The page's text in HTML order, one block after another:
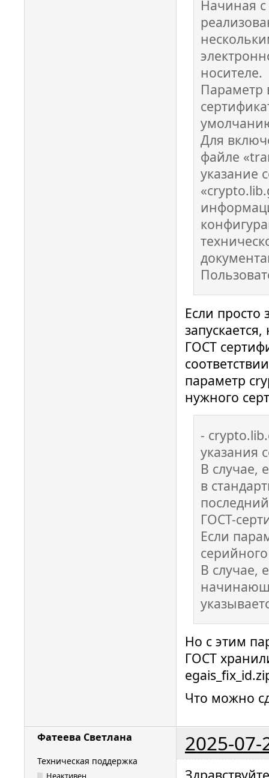
Начиная
носителе.
Параметр
Для
файле
указание
Если просто
ГОСТ
параметр
нужного
-
указания
В случае,
в
ГОСТ-
Если
В случае,
Но с этим
ГОСТ
Что можно
Фатеева Светлана 2025-07-
Техническая поддержка
Неактивен